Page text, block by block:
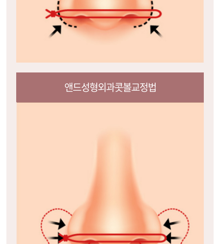
앤드성형외과콧볼교정법